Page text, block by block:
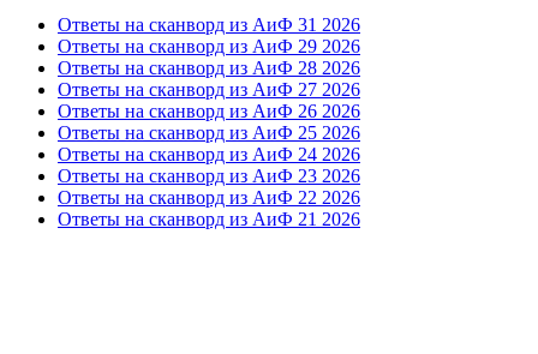
Ответы на сканворд из АиФ 31 2026
Ответы на сканворд из АиФ 29 2026
Ответы на сканворд из АиФ 28 2026
Ответы на сканворд из АиФ 27 2026
Ответы на сканворд из АиФ 26 2026
Ответы на сканворд из АиФ 25 2026
Ответы на сканворд из АиФ 24 2026
Ответы на сканворд из АиФ 23 2026
Ответы на сканворд из АиФ 22 2026
Ответы на сканворд из АиФ 21 2026